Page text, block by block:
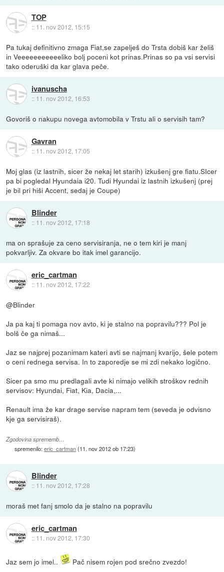
TOP
:: 11. nov 2012, 15:15
Pa tukaj definitivno zmaga Fiat,se zapelješ do Trsta dobiš kar želiš
in Veeeeeeeeeeeliko bolj poceni kot prinas.Prinas so pa vsi servisi
tako oderuški da kar glava peče.
ivanuscha
:: 11. nov 2012, 16:53
Govoriš o nakupu novega avtomobila v Trstu ali o servisih tam?
Gavran
:: 11. nov 2012, 17:05
Moj glas (iz lastnih, sicer že nekaj let starih) izkušenj gre fiatu.SIcer
pa bi pogledal Hyundaia i20. Tudi Hyundai iz lastnih izkušenj (prej
je bil pri hiši Accent, sedaj je Coupe)
Blinder
:: 11. nov 2012, 17:18
ma on sprašuje za ceno servisiranja, ne o tem kiri je manj
pokvarljiv. Za okvare bo itak imel garancijo.
eric_cartman
:: 11. nov 2012, 17:22
@Blinder
Ja pa kaj ti pomaga nov avto, ki je stalno na popravilu??? Pol je
bolš če ga nimaš...
Jaz se najprej pozanimam kateri avti se najmanj kvarijo, šele potem
o ceni rednega servisa. In to zaporedje se mi zdi nekako logično.
Sicer pa smo mu predlagali avte ki nimajo velikih stroškov rednih
servisov: Hyundai, Fiat, Kia, Dacia,...
Renault ima že kar drage servise napram tem (seveda je odvisno
kje ga servisiraš).
Zgodovina sprememb…
spremenilo:eric_cartman(11. nov 2012 ob 17:23)
Blinder
:: 11. nov 2012, 17:28
moraš met fanj smolo da je stalno na popravilu
eric_cartman
:: 11. nov 2012, 17:30
Jaz sem jo imel.. Pač nisem rojen pod srečno zvezdo!